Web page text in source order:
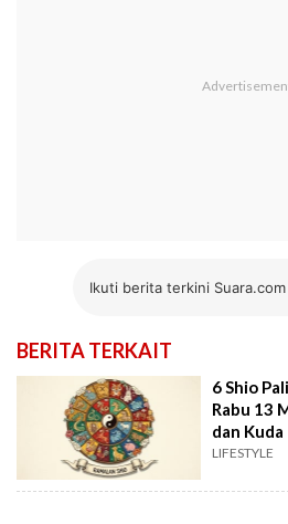
Ikuti berita terkini
BERITA TERKAIT
6 Shio
Rabu 13
dan Kuda
LIFESTYLE